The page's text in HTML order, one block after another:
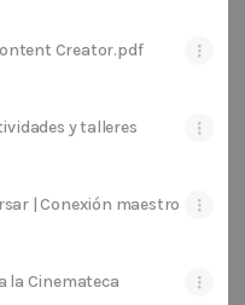
Creator.pdf
y talleres
| Conexión maestro
la Cinemateca